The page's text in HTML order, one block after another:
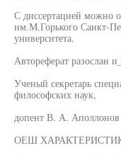
С диссертацией можно
им.М.Горького Санкт-
университета.
Автореферат разослан
Ученый секретарь
философских наук,
допент В. А. Аполлонов
ОЕШ